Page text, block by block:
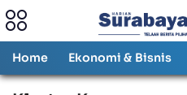
Home Ekonomi & Bisnis